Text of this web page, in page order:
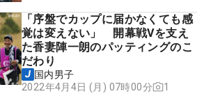
「序盤でカップに届かなくても感
覚は変えない」 開幕戦Vを支え
た香妻陣一朗のパッティングのこ
だわり
国内男子
2022年4月4日 (月) 07時00分
1